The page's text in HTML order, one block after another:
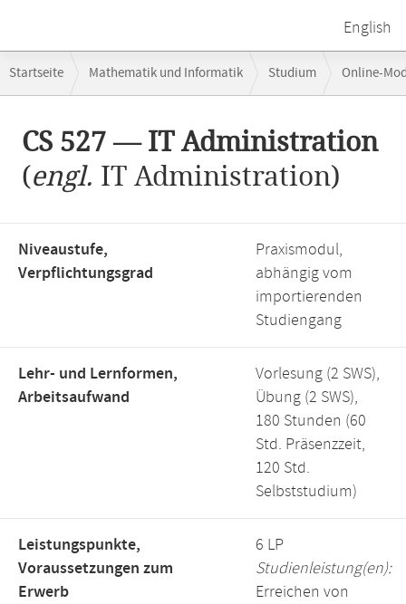
English
Navigation
Startseite Mathematik und Informatik Studium Online-
CS 527 — IT Administration
(engl. IT Administration)
Niveaustufe,
Verpflichtungsgrad
Praxismodul,
abhängig vom
importierenden
Studiengang
Lehr- und Lernformen,
Arbeitsaufwand
Vorlesung (2 SWS),
Übung (2 SWS),
180 Stunden (60
Std. Präsenzzeit,
120 Std.
Selbststudium)
Leistungspunkte,
Voraussetzungen zum
Erwerb
6 LP
Studienleistung(en):
Erreichen von